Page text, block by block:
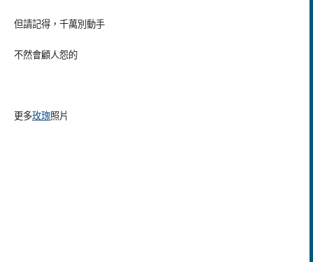
但請記得，千萬別動手
不然會顧人怨的
更多玫瑰照片